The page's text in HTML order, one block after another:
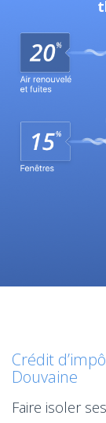
Crédit
Douvaine
Faire isoler